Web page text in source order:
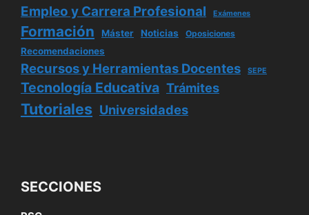
Empleo y Carrera Profesional Exámenes
Formación Máster Noticias Oposiciones
Recomendaciones
Recursos y Herramientas Docentes SEPE
Tecnología Educativa Trámites
Tutoriales Universidades
SECCIONES